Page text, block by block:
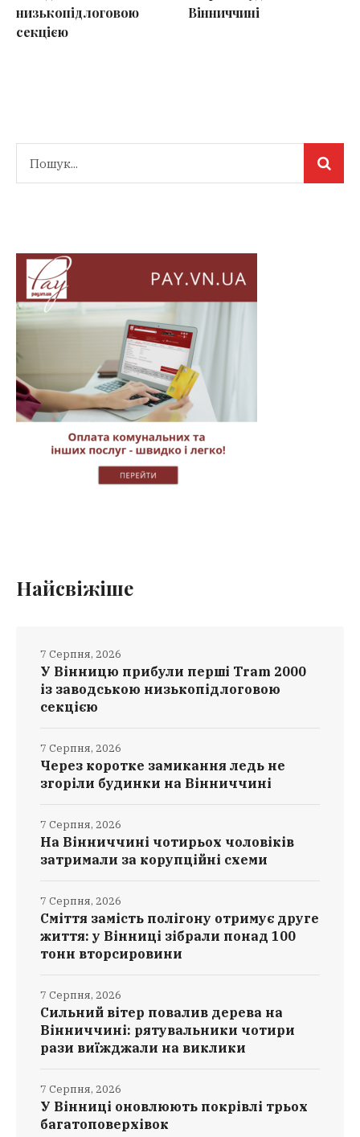
низькопідлоговою
секцією
Вінниччині
Найсвіжіше
У Вінницю прибули перші Tram 2000
із заводською низькопідлоговою
секцією
7 Серпня, 2026
Через коротке замикання ледь не
згоріли будинки на Вінниччині
7 Серпня, 2026
На Вінниччині чотирьох чоловіків
затримали за корупційні схеми
7 Серпня, 2026
Сміття замість полігону отримує друге
життя: у Вінниці зібрали понад 100
тонн вторсировини
7 Серпня, 2026
Сильний вітер повалив дерева на
Вінниччині: рятувальники чотири
рази виїжджали на виклики
7 Серпня, 2026
У Вінниці оновлюють покрівлі трьох
багатоповерхівок
7 Серпня, 2026